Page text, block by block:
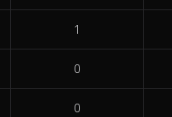
1
0
0